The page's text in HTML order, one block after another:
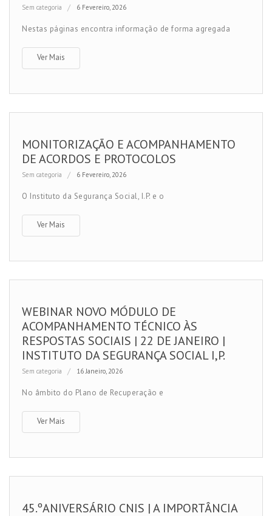
Sem categoria 6 Fevereiro, 2026
Nestas páginas encontra informação de forma agregada
Ver Mais
MONITORIZAÇÃO E ACOMPANHAMENTO
DE ACORDOS E PROTOCOLOS
Sem categoria 6 Fevereiro, 2026
O Instituto da Segurança Social, I.P. e o
Ver Mais
WEBINAR NOVO MÓDULO DE
ACOMPANHAMENTO TÉCNICO ÀS
RESPOSTAS SOCIAIS | 22 DE JANEIRO |
INSTITUTO DA SEGURANÇA SOCIAL I,P.
Sem categoria 16 Janeiro, 2026
No âmbito do Plano de Recuperação e
Ver Mais
45.ºANIVERSÁRIO CNIS | A IMPORTÂNCIA